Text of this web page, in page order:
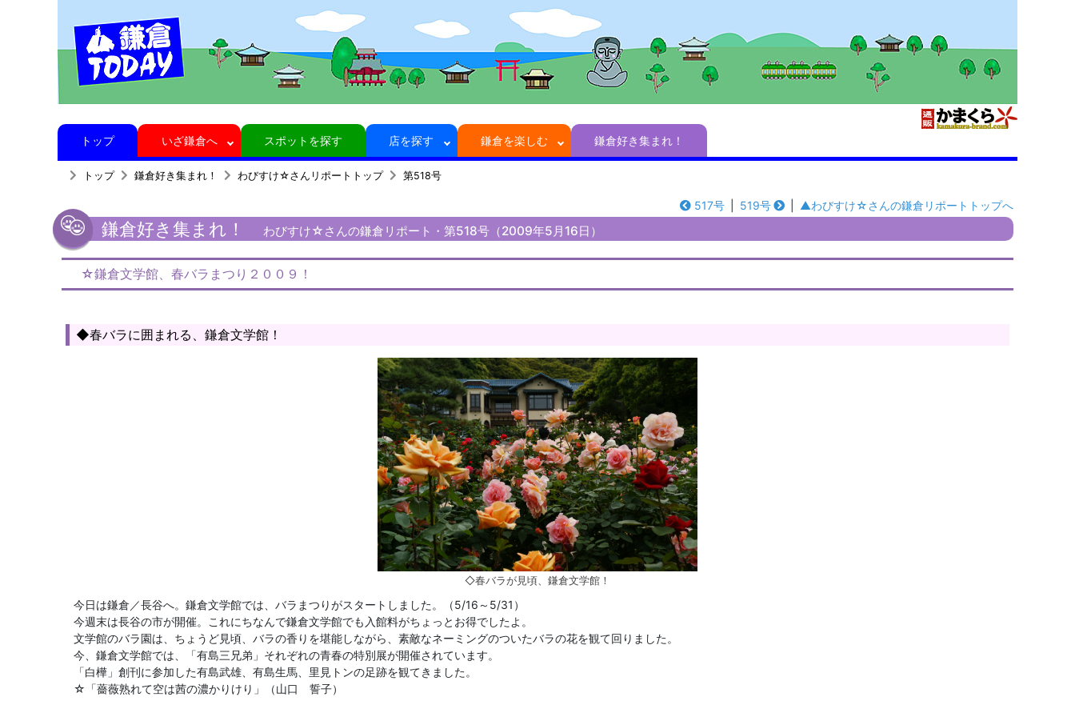
トップ いざ鎌倉へ スポットを探す 店を探す 鎌倉を楽しむ 鎌倉好き集まれ！
トップ 鎌倉好き集まれ！ わびすけ☆さんリポートトップ 第518号
517号 519号 ▲わびすけ☆さんの鎌倉リポートトップへ
鎌倉好き集まれ！ わびすけ☆さんの鎌倉リポート・第518号（2009年5月16日）
☆鎌倉文学館、春バラまつり２００９！
◆春バラに囲まれる、鎌倉文学館！
◇春バラが見頃、鎌倉文学館！
今日は鎌倉／長谷へ。鎌倉文学館では、バラまつりがスタートしました。（5/16～5/31）
今週末は長谷の市が開催。これにちなんで鎌倉文学館でも入館料がちょっとお得でしたよ。
文学館のバラ園は、ちょうど見頃、バラの香りを堪能しながら、素敵なネーミングのついたバラの花を観て回りました。
今、鎌倉文学館では、「有島三兄弟」それぞれの青春の特別展が開催されています。
「白樺」創刊に参加した有島武雄、有島生馬、里見トンの足跡を観てきました。
☆「薔薇熟れて空は茜の濃かりけり」（山口 誓子）